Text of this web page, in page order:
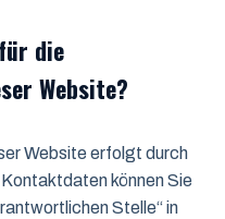
die
Website?
Website erfolgt durch
können Sie
Stelle“ in